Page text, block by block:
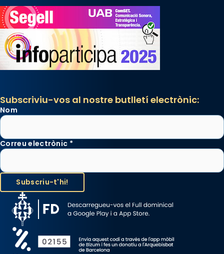
Subscriviu-vos al nostre butlletí electrònic:
Nom
Correu electrònic *